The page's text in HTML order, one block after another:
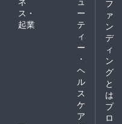
ス・
起業
ー
テ
ィ
ー
・
ヘ
ル
ス
ケ
ア
フ
ァ
ン
デ
ィ
ン
グ
と
は
プ
ロ